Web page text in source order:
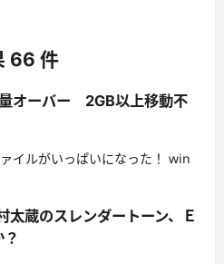
66 件
オーバー 2GB以上移動不
イルがいっぱいになった！ win
太蔵のスレンダートーン、Ｅ